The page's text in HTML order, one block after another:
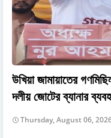
উখিয়া জামায়াতের
দলীয় জোটের ব্যানার
Thursday, August 06,